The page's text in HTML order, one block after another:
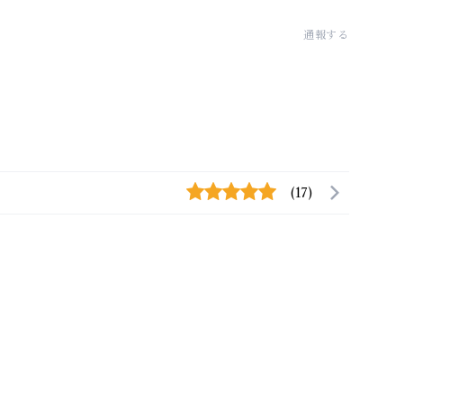
通報する
(17)